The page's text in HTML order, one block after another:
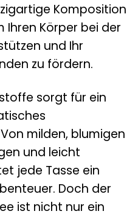
Komposition
Ihren Körper bei der
und Ihr
zu fördern.
sorgt für ein
milden, blumigen
und leicht
jede Tasse ein
Doch der
ist nicht nur ein